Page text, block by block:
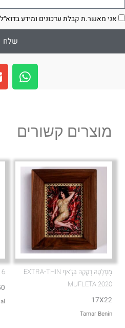
אני מאשר.ת קבלת עדכונים ומידע בדוא״ל
שלח
W
h
a
a
p
מוצרים קשורים
מֻפְלֶטָהּ רְקֶקָהּ בְּזָ'אף EXTRA-THIN
MUFLETA 2020
17X22
Tamar Benin
6